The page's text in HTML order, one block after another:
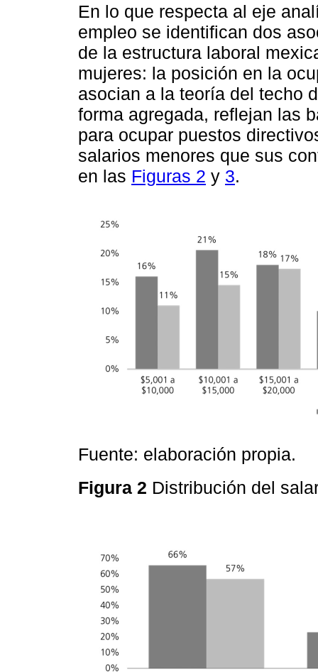
En lo que respecta al eje
empleo se identifican dos
de la estructura laboral
mujeres: la posición en la
asocian a la teoría del techo
forma agregada, reflejan las
para ocupar puestos
salarios menores que sus
en las Figuras 2 y 3.
Fuente: elaboración propia.
Figura 2 Distribución del